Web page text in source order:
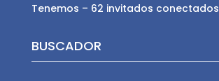
Tenemos – 62 invitados conectados
BUSCADOR